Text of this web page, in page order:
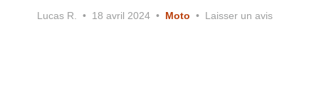
Lucas R.
Posted
18 avril 2024 Moto Laisser un avis